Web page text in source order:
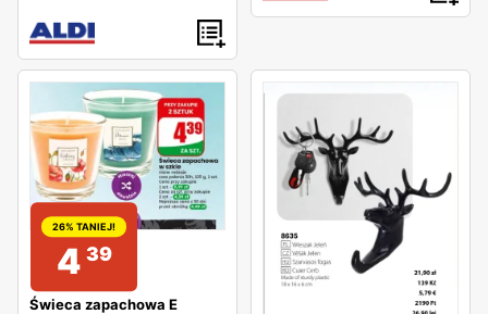
26% TANIEJ!
4 39
Świeca zapachowa E